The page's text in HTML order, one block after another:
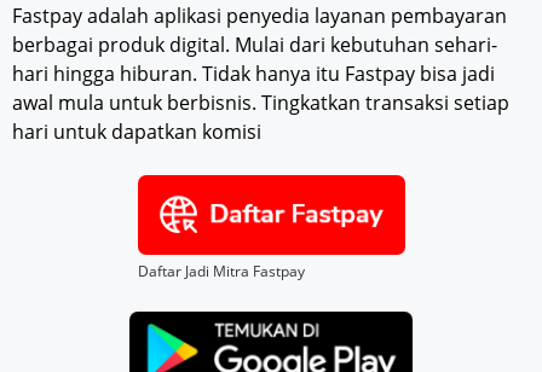
Fastpay adalah aplikasi penyedia layanan pembayaran
berbagai produk digital. Mulai dari kebutuhan sehari-
hari hingga hiburan. Tidak hanya itu Fastpay bisa jadi
awal mula untuk berbisnis. Tingkatkan transaksi setiap
hari untuk dapatkan komisi
Daftar Jadi Mitra Fastpay